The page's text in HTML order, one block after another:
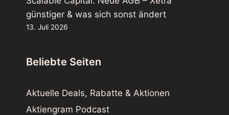
günstiger & was sich sonst ändert
13. Juli 2026
Beliebte Seiten
Aktuelle Deals, Rabatte & Aktionen
Aktiengram Podcast